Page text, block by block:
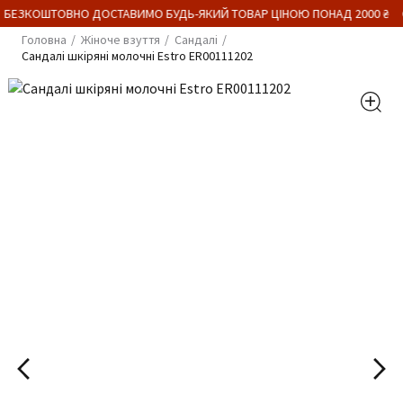
ДОСТАВИМО БУДЬ-ЯКИЙ ТОВАР ЦІНОЮ ПОНАД 2000 ₴
Головна
Жіноче взуття
Сандалі
Сандалі шкіряні молочні Estro ER00111202